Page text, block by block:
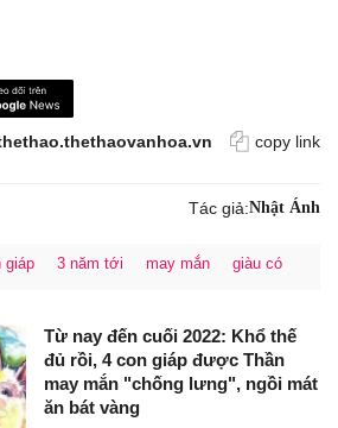
copy link
Tác giả:Nhật Ánh
giáp 3 năm tới may mắn giàu có
Từ nay đến cuối 2022: Khổ thế
đủ rồi, 4 con giáp được Thần
may mắn "chống lưng", ngồi mát
ăn bát vàng